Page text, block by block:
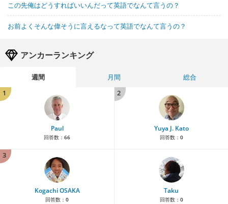
この先俺はどうすればいいんだって英語でなんて言うの？
お前よくそんな偉そうに言えるなって英語でなんて言うの？
アンカーランキング
週間 月間
総合
1
Paul
回答数： 66
2
Yuya J. Kato
回答数： 0
3
Kogachi OSAKA
回答数： 0
Taku
回答数： 0